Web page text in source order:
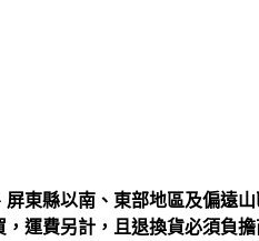
東縣以南、東部地區及偏遠山
運費另計，且退換貨必須負擔